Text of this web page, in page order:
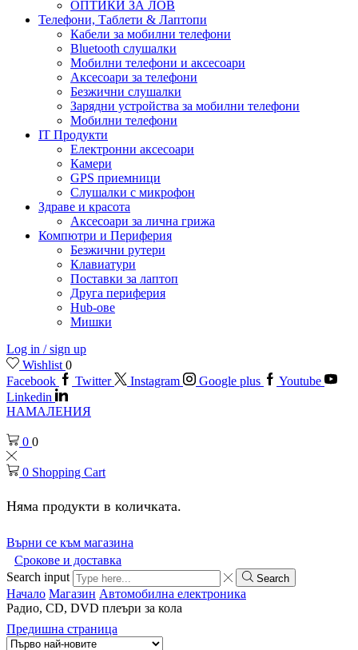
ОПТИКИ ЗА ЛОВ
Телефони, Таблети & Лаптопи
Кабели за мобилни телефони
Bluetooth слушалки
Мобилни телефони и аксесоари
Аксесоари за телефони
Безжични слушалки
Зарядни устройства за мобилни телефони
Мобилни телефони
IT Продукти
Електронни аксесоари
Камери
GPS приемници
Слушалки с микрофон
Здраве и красота
Аксесоари за лична грижа
Компютри и Периферия
Безжични рутери
Клавиатури
Поставки за лаптоп
Друга периферия
Hub-ове
Мишки
Log in / sign up
Wishlist 0
Facebook
Twitter Instagram Google plus
Youtube
Linkedin
НАМАЛЕНИЯ
0 0
0 Shopping Cart
Няма продукти в количката.
Върни се към магазина
Срокове и доставка
Search input
Search
Начало Магазин Автомобилна електроника
Радио, CD, DVD плеъри за кола
Предишна страница